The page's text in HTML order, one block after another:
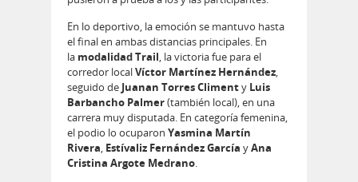
En lo deportivo, la emoción se mantuvo hasta
el final en ambas distancias principales. En
la modalidad Trail, la victoria fue para el
corredor localVíctor Martínez Hernández,
seguido de Juanan Torres Climenty Luis
Barbancho Palmer(también local), en una
carrera muy disputada. En categoría femenina,
el podio lo ocuparon Yasmina Martín
Rivera, Estívaliz Fernández García yAna
Cristina Argote Medrano.